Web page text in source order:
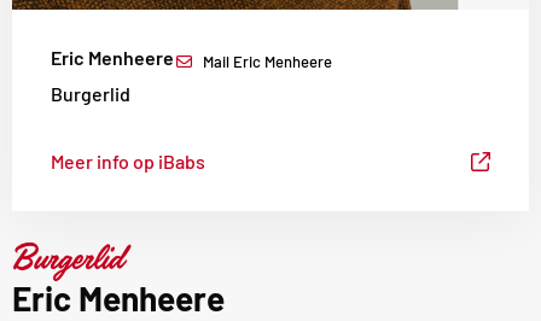
Eric Menheere
Burgerlid
Mail Eric Menheere
Meer info op iBabs
Burgerlid
Eric Menheere